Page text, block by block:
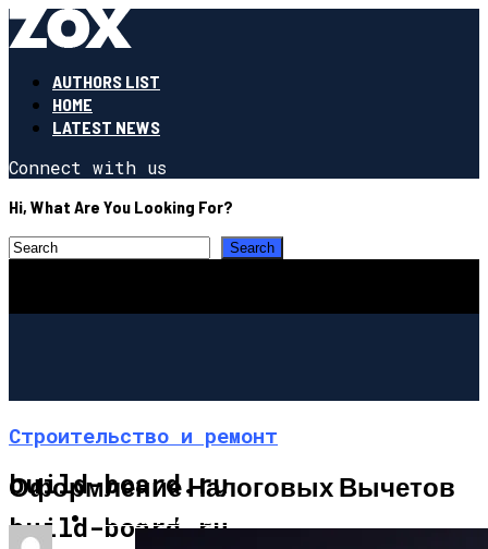
AUTHORS LIST
HOME
LATEST NEWS
Connect with us
Hi, What Are You Looking For?
build-board.ru
build-board.ru
СТРОИТЕЛЬСТВО И РЕМОНТ
Строительство и ремонт
Оформление Налоговых Вычетов